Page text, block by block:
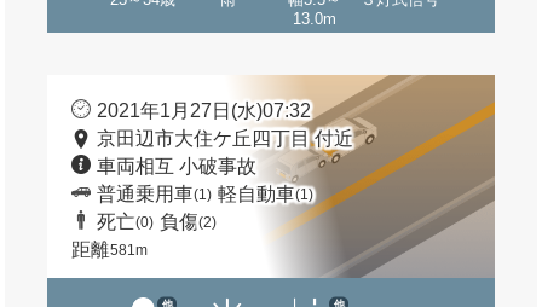
13.0m
2021年1月27日(水)07:32
京田辺市大住ケ丘四丁目 付近
車両相互 小破事故
普通乗用車(1) 軽自動車(1)
死亡(0) 負傷(2)
距離581m
他 他